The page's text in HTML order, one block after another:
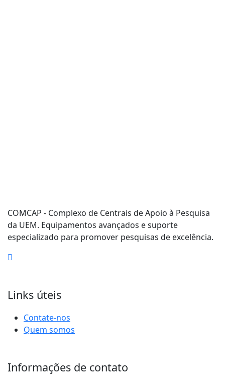
COMCAP - Complexo de Centrais de Apoio à Pesquisa
da UEM. Equipamentos avançados e suporte
especializado para promover pesquisas de excelência.
Links úteis
Contate-nos
Quem somos
Informações de contato